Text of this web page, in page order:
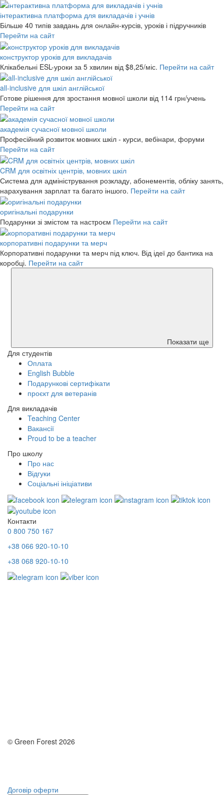
інтерактивна платформа для викладачів і учнів
Більше 40 типів завдань для онлайн-курсів, уроків і підручників
Перейти на сайт
конструктор уроків для викладачів
Клікабельні ESL-уроки за 5 хвилин від $8,25/міс. Перейти на сайт
all-inclusive для шкіл англійської
Готове рішення для зростання мовної школи від 114 грн/учень
Перейти на сайт
академія сучасної мовної школи
Професійний розвиток мовних шкіл - курси, вебінари, форуми
Перейти на сайт
CRM для освітніх центрів, мовних шкіл
Система для адміністрування розкладу, абонементів, обліку занять,
нарахування зарплат та багато іншого. Перейти на сайт
оригінальні подарунки
Подарунки зі змістом та настроєм Перейти на сайт
корпоративні подарунки та мерч
Корпоративні подарунки та мерч під ключ. Від ідеї до бантика на
коробці. Перейти на сайт
Показати ще
Для студентів
Оплата
English Bubble
Подарункові сертифікати
проєкт для ветеранів
Для викладачів
Teaching Center
Вакансії
Proud to be a teacher
Про школу
Про нас
Відгуки
Соціальні ініціативи
Контакти
0 800 750 167
+38 066 920-10-10
+38 068 920-10-10
© Green Forest 2026
Договір оферти